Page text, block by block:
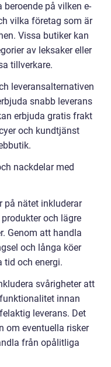
på vilken e-
vilka företag som är
Vissa butiker kan
av leksaker eller
tillverkare.
leveransalternativen
snabb leverans
erbjuda gratis frakt
och kundtjänst
nackdelar med
på nätet inkluderar
och lägre
Genom att handla
och långa köer
tid och energi.
svårigheter att
innan
leverans. Det
om eventuella risker
från opålitliga